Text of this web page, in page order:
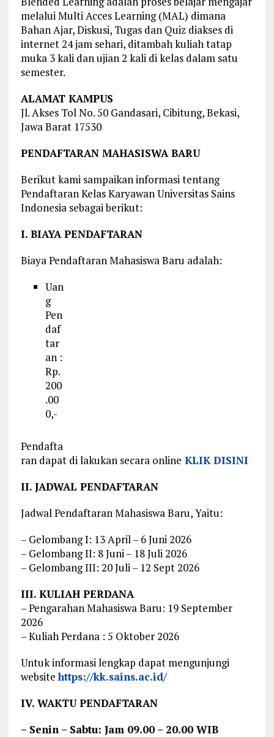
melalui Multi Acces Learning (MAL) dimana
Bahan Ajar, Diskusi, Tugas dan Quiz diakses di
internet 24 jam sehari, ditambah kuliah tatap
muka 3 kali dan ujian 2 kali di kelas dalam satu
semester.
ALAMAT KAMPUS
Jl. Akses Tol No. 50 Gandasari, Cibitung, Bekasi,
Jawa Barat 17530
PENDAFTARAN MAHASISWA BARU
Berikut kami sampaikan informasi tentang
Pendaftaran Kelas Karyawan Universitas Sains
Indonesia sebagai berikut:
I. BIAYA PENDAFTARAN
Biaya Pendaftaran Mahasiswa Baru adalah:
Uan
g
Pen
daf
tar
an :
Rp.
200
.00
0,-
Pendafta
ran dapat di lakukan secara online KLIK DISINI
II. JADWAL PENDAFTARAN
Jadwal Pendaftaran Mahasiswa Baru, Yaitu:
– Gelombang I: 13 April – 6 Juni 2026
– Gelombang II: 8 Juni – 18 Juli 2026
– Gelombang III: 20 Juli – 12 Sept 2026
III. KULIAH PERDANA
– Pengarahan Mahasiswa Baru: 19 September
2026
– Kuliah Perdana : 5 Oktober 2026
Untuk informasi lengkap dapat mengunjungi
websitehttps://kk.sains.ac.id/
IV. WAKTU PENDAFTARAN
– Senin – Sabtu: Jam 09.00 – 20.00 WIB